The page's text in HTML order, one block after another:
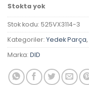
Stokta yok
Stok kodu: 525VX3114-3
Kategoriler: Yedek Parça,
Marka: DID